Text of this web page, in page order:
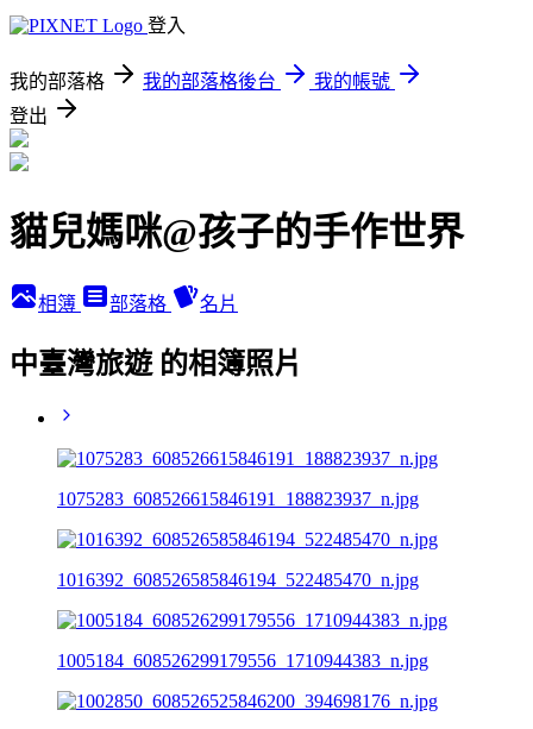
登入
我的部落格 我的部落格後台
我的帳號
登出
貓兒媽咪@孩子的手作世界
相簿 部落格 名片
中臺灣旅遊 的相簿照片
1075283_608526615846191_188823937_n.jpg
1016392_608526585846194_522485470_n.jpg
1005184_608526299179556_1710944383_n.jpg